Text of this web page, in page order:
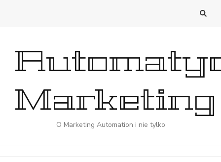
Marketing
O Marketing Automation i nie tylko